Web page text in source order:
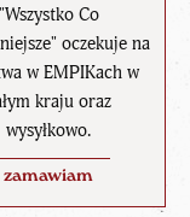
"Wszystko Co
oczekuje na
w EMPIKach w
kraju oraz
wysyłkowo.
zamawiam